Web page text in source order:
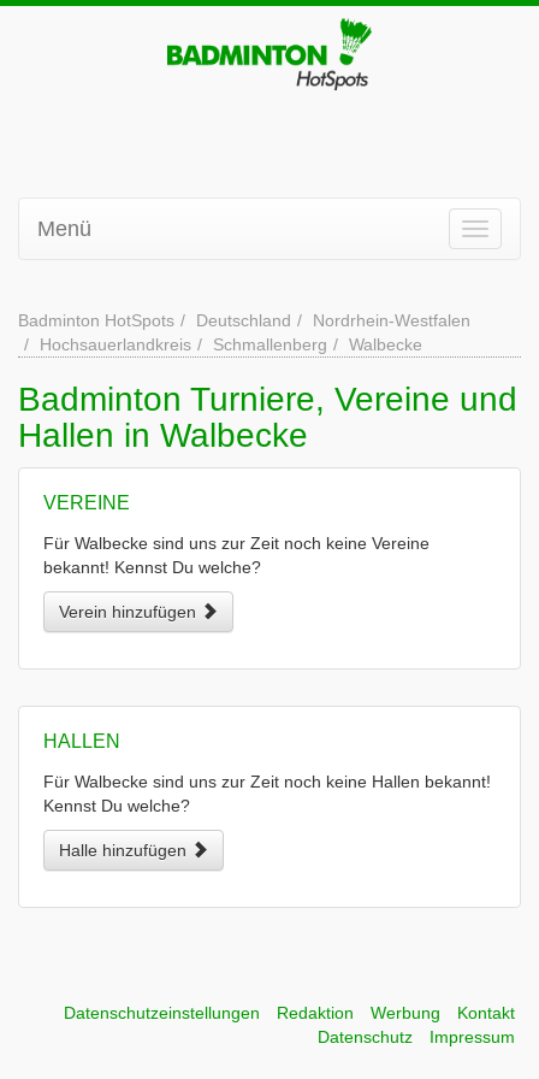
Menü
Badminton HotSpots Deutschland
Nordrhein-Westfalen
Hochsauerlandkreis
Schmallenberg Walbecke
Badminton Turniere, Vereine und
Hallen in Walbecke
VEREINE
Für Walbecke sind uns zur Zeit noch keine Vereine
bekannt! Kennst Du welche?
Verein hinzufügen
HALLEN
Für Walbecke sind uns zur Zeit noch keine Hallen bekannt!
Kennst Du welche?
Halle hinzufügen
Datenschutzeinstellungen Redaktion Werbung
Kontakt
Datenschutz
Impressum